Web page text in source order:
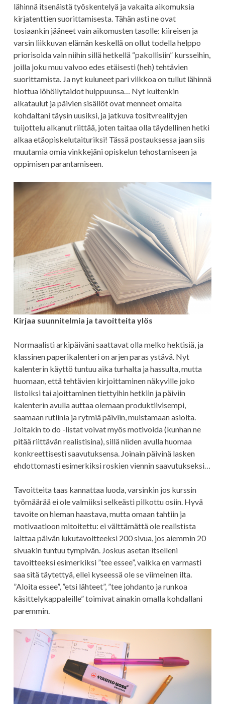
lähinnä itsenäistä työskentelyä ja vakaita aikomuksia
kirjatenttien suorittamisesta. Tähän asti ne ovat
tosiaankin jääneet vain aikomusten tasolle: kiireisen ja
varsin liikkuvan elämän keskellä on ollut todella helppo
priorisoida vain niihin sillä hetkellä “pakollisiin” kursseihin,
joilla joku muu valvoo edes etäisesti (heh) tehtävien
suorittamista. Ja nyt kuluneet pari viikkoa on tullut lähinnä
hiottua löhöilytaidot huippuunsa… Nyt kuitenkin
aikataulut ja päivien sisällöt ovat menneet omalta
kohdaltani täysin uusiksi, ja jatkuva tositvrealityjen
tuijottelu alkanut riittää, joten taitaa olla täydellinen hetki
alkaa etäopiskelutaituriksi! Tässä postauksessa jaan siis
muutamia omia vinkkejäni opiskelun tehostamiseen ja
oppimisen parantamiseen.
Kirjaa suunnitelmia ja tavoitteita ylös
Normaalisti arkipäiväni saattavat olla melko hektisiä, ja
klassinen paperikalenteri on arjen paras ystävä. Nyt
kalenterin käyttö tuntuu aika turhalta ja hassulta, mutta
huomaan, että tehtävien kirjoittaminen näkyville joko
listoiksi tai ajoittaminen tiettyihin hetkiin ja päiviin
kalenterin avulla auttaa olemaan produktiivisempi,
saamaan rutiinia ja rytmiä päiviin, muistamaan asioita.
Joitakin to do -listat voivat myös motivoida (kunhan ne
pitää riittävän realistisina), sillä niiden avulla huomaa
konkreettisesti saavutuksensa. Joinain päivinä lasken
ehdottomasti esimerkiksi roskien viennin saavutukseksi…
Tavoitteita taas kannattaa luoda, varsinkin jos kurssin
työmäärää ei ole valmiiksi selkeästi pilkottu osiin. Hyvä
tavoite on hieman haastava, mutta omaan tahtiin ja
motivaatioon mitoitettu: ei välttämättä ole realistista
laittaa päivän lukutavoitteeksi 200 sivua, jos aiemmin 20
sivuakin tuntuu tympivän. Joskus asetan itselleni
tavoitteeksi esimerkiksi ”tee essee”, vaikka en varmasti
saa sitä täytettyä, ellei kyseessä ole se viimeinen ilta.
”Aloita essee”, ”etsi lähteet”, ”tee johdanto ja runkoa
käsittelykappaleille” toimivat ainakin omalla kohdallani
paremmin.